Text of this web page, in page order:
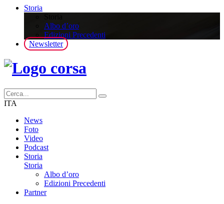
Storia
Albo d’oro
Edizioni Precedenti
Newsletter
ITA
News
Foto
Video
Podcast
Storia
Storia
Albo d’oro
Edizioni Precedenti
Partner